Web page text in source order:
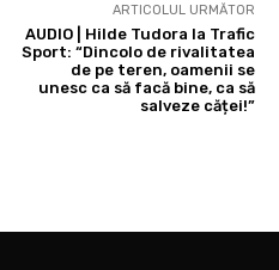
ARTICOLUL URMĂTOR
AUDIO | Hilde Tudora la Trafic
Sport: “Dincolo de rivalitatea
de pe teren, oamenii se
unesc ca să facă bine, ca să
salveze căței!”